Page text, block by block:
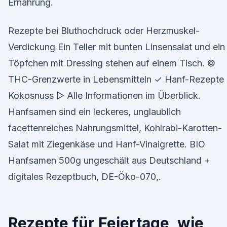
Ernährung.
Rezepte bei Bluthochdruck oder Herzmuskel-
Verdickung Ein Teller mit bunten Linsensalat und ein
Töpfchen mit Dressing stehen auf einem Tisch. ©
THC-Grenzwerte in Lebensmitteln ✓ Hanf-
Kokosnuss ▻ Alle Informationen im Überblick.
Hanfsamen sind ein leckeres, unglaublich
facettenreiches Nahrungsmittel, Kohlrabi-Karotten-
Salat mit Ziegenkäse und Hanf-Vinaigrette. BIO
Hanfsamen 500g ungeschält aus Deutschland +
digitales Rezeptbuch, DE-Öko-070,.
Rezepte für Feiertage, wie